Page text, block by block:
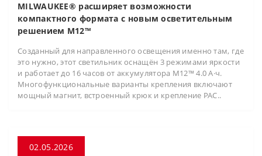
MILWAUKEE® расширяет возможности
компактного формата с новым осветительным
решением M12™
Созданный для направленного освещения именно там, где
это нужно, этот светильник оснащён 3 режимами яркости
и работает до 16 часов от аккумулятора M12™ 4.0 А·ч.
Многофункциональные варианты крепления включают
мощный магнит, встроенный крюк и крепление PAC..
02.05.2026